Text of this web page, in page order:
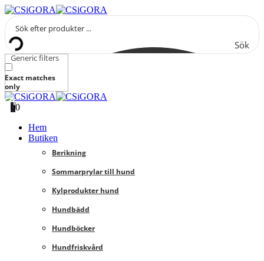
Sök
Generic filters
Exact matches
only
00
Hem
Butiken
Berikning
Sommarprylar till hund
Kylprodukter hund
Hundbädd
Hundböcker
Hundfriskvård